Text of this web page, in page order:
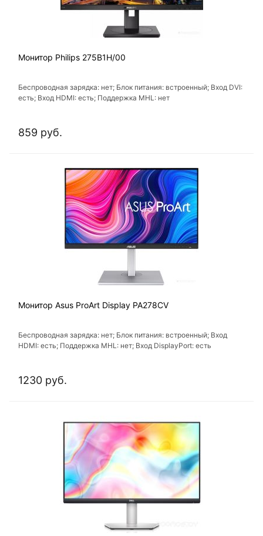
Монитор Philips 275B1H/00
Беспроводная зарядка: нет; Блок питания: встроенный; Вход DVI:
есть; Вход HDMI: есть; Поддержка MHL: нет
859 руб.
Монитор Asus ProArt Display PA278CV
Беспроводная зарядка: нет; Блок питания: встроенный; Вход
HDMI: есть; Поддержка MHL: нет; Вход DisplayPort: есть
1230 руб.